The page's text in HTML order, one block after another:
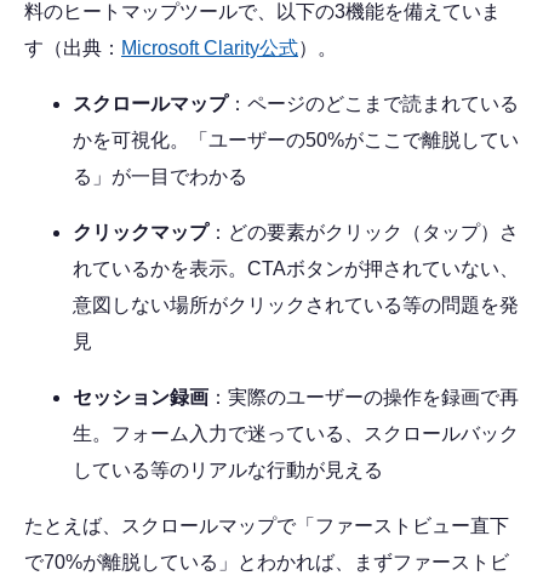
料のヒートマップツールで、以下の3機能を備えていま
す（出典： Microsoft Clarity公式）。
スクロールマップ：ページのどこまで読まれている
かを可視化。「ユーザーの50%がここで離脱してい
る」が一目でわかる
クリックマップ：どの要素がクリック（タップ）さ
れているかを表示。CTAボタンが押されていない、
意図しない場所がクリックされている等の問題を発
見
セッション録画 ：実際のユーザーの操作を録画で再
生。フォーム入力で迷っている、スクロールバック
している等のリアルな行動が見える
たとえば、スクロールマップで「ファーストビュー直下
で70%が離脱している」とわかれば、まずファーストビ